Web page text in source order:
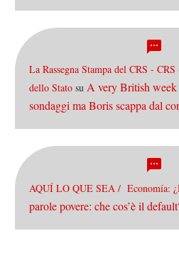
La Rassegna Stampa del CRS -
dello Stato su A very British
sondaggi ma Boris scappa dal
AQUÍ LO QUE SEA / Economía:
parole povere: che cos’è il